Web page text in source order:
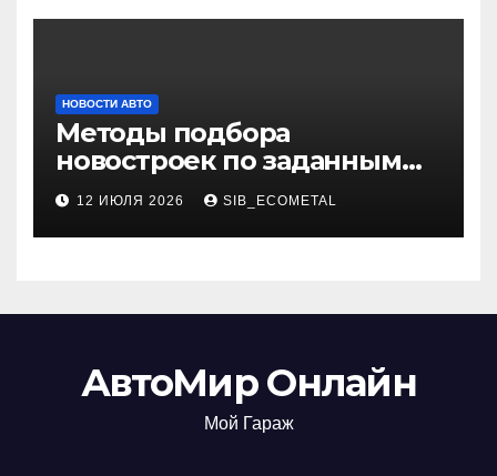
НОВОСТИ АВТО
Методы подбора
новостроек по заданным
критериям
12 ИЮЛЯ 2026 SIB_ECOMETAL
АвтоМир Онлайн
Мой Гараж